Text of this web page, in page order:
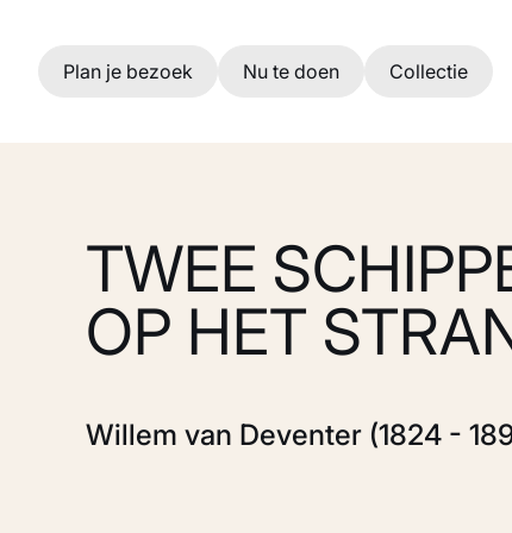
Ga naar hoofdinhoud
Plan je bezoek Nu te doen Collectie
TWEE
OP HET
Willem van Deventer (1824 -